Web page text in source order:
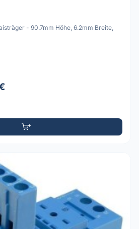
- 90.7mm Höhe, 6.2mm Breite,